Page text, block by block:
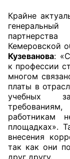
Крайне
Кемеровской
Кузеванова:
к профессии
многом
платы в
учебных
работникам
площадках».
внесения
так как они